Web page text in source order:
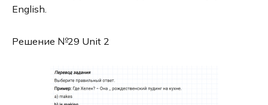
English.
Решение №29 Unit 2